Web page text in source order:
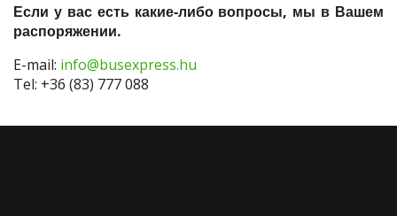
Если у вас есть какие-либо вопросы, мы в Вашем
распоряжении.
E-mail: info@busexpress.hu
Tel: +36 (83) 777 088